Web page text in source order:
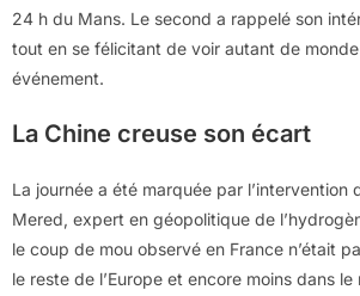
24 h du Mans. Le second a rappelé son
tout en se félicitant de voir autant de
événement.
La Chine creuse son écart
La journée a été marquée par l’intervention
Mered, expert en géopolitique de
le coup de mou observé en France n’était
le reste de l’Europe et encore moins dans le